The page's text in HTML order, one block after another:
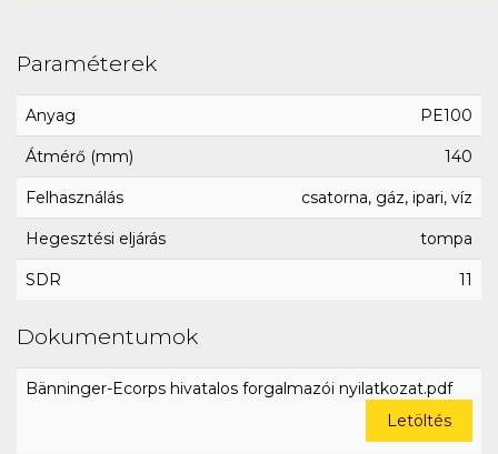
Paraméterek
Anyag PE100
Átmérő (mm) 140
Felhasználás csatorna, gáz, ipari, víz
Hegesztési eljárás tompa
SDR 11
Dokumentumok
Bänninger-Ecorps hivatalos forgalmazói nyilatkozat.pdf
Letöltés